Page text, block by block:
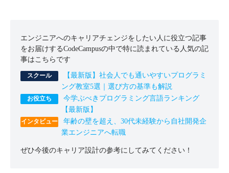
エンジニアへのキャリアチェンジをしたい人に役立つ記事
をお届けするCodeCampusの中で特に読まれている人気の記
事はこちらです
【最新版】社会人でも通いやすいプログラミ
ング教室5選｜選び方の基準も解説
今学ぶべきプログラミング言語ランキング
【最新版】
年齢の壁を超え、30代未経験から自社開発企
業エンジニアへ転職
ぜひ今後のキャリア設計の参考にしてみてください！